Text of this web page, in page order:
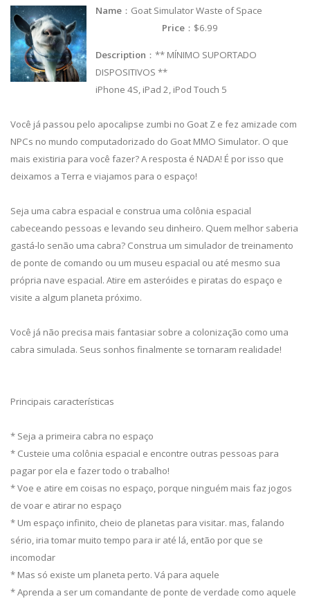
Name ：Goat Simulator Waste of Space
Price ：$6.99
Description ：** MÍNIMO SUPORTADO
DISPOSITIVOS **
iPhone 4S, iPad 2, iPod Touch 5
Você já passou pelo apocalipse zumbi no Goat Z e fez amizade com
NPCs no mundo computadorizado do Goat MMO Simulator. O que
mais existiria para você fazer? A resposta é NADA! É por isso que
deixamos a Terra e viajamos para o espaço!
Seja uma cabra espacial e construa uma colônia espacial
cabeceando pessoas e levando seu dinheiro. Quem melhor saberia
gastá-lo senão uma cabra? Construa um simulador de treinamento
de ponte de comando ou um museu espacial ou até mesmo sua
própria nave espacial. Atire em asteróides e piratas do espaço e
visite a algum planeta próximo.
Você já não precisa mais fantasiar sobre a colonização como uma
cabra simulada. Seus sonhos finalmente se tornaram realidade!
Principais características
* Seja a primeira cabra no espaço
* Custeie uma colônia espacial e encontre outras pessoas para
pagar por ela e fazer todo o trabalho!
* Voe e atire em coisas no espaço, porque ninguém mais faz jogos
de voar e atirar no espaço
* Um espaço infinito, cheio de planetas para visitar. mas, falando
sério, iria tomar muito tempo para ir até lá, então por que se
incomodar
* Mas só existe um planeta perto. Vá para aquele
* Aprenda a ser um comandante de ponte de verdade como aquele